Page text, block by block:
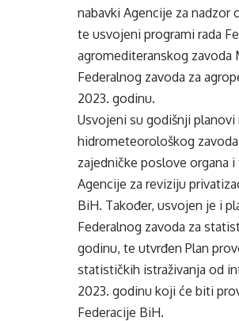
nabavki Agencije za nadzor
te usvojeni programi rada
agromediteranskog zavoda
Federalnog zavoda za
2023. godinu.
Usvojeni su godišnji planovi
hidrometeorološkog
zajedničke poslove organa
Agencije za reviziju
BiH. Također, usvojen je i
Federalnog zavoda za
godinu, te utvrđen Plan
statističkih istraživanja od
2023. godinu koji će biti
Federacije BiH.